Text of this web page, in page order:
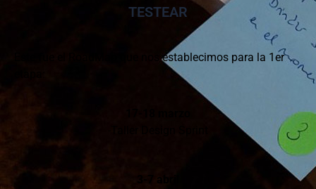
TESTEAR
Este fue el RoadMap que nos establecimos para la 1er
3-7 abril